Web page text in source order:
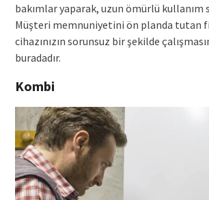
bakımlar yaparak, uzun ömürlü kullanım
Müşteri memnuniyetini ön planda tutan
cihazınızın sorunsuz bir şekilde
buradadır.
Kombi